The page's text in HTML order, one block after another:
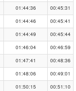
01:44:36
00:45:31
01:44:46
00:45:41
01:44:49
00:45:44
01:46:04
00:46:59
01:47:41
00:48:36
01:48:06
00:49:01
01:50:15
00:51:10